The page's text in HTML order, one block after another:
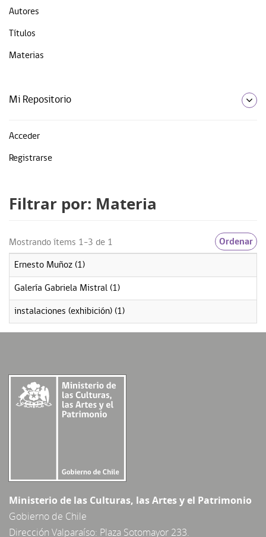
Autores
Títulos
Materias
Mi Repositorio
Acceder
Registrarse
Filtrar por: Materia
Mostrando ítems 1-3 de 1 Ordenar
Ernesto Muñoz (1)
Galería Gabriela Mistral (1)
instalaciones (exhibición) (1)
Ministerio de las Culturas, las Artes y el Patrimonio
Gobierno de Chile
Dirección Valparaíso: Plaza Sotomayor 233.